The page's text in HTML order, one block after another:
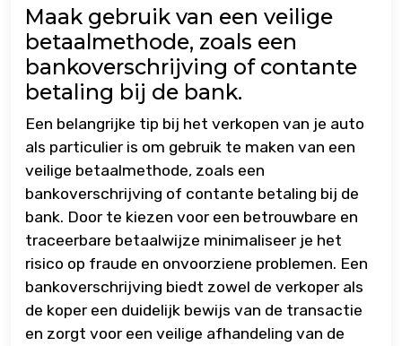
Maak gebruik van een veilige
betaalmethode, zoals een
bankoverschrijving of contante
betaling bij de bank.
Een belangrijke tip bij het verkopen van je auto
als particulier is om gebruik te maken van een
veilige betaalmethode, zoals een
bankoverschrijving of contante betaling bij de
bank. Door te kiezen voor een betrouwbare en
traceerbare betaalwijze minimaliseer je het
risico op fraude en onvoorziene problemen. Een
bankoverschrijving biedt zowel de verkoper als
de koper een duidelijk bewijs van de transactie
en zorgt voor een veilige afhandeling van de